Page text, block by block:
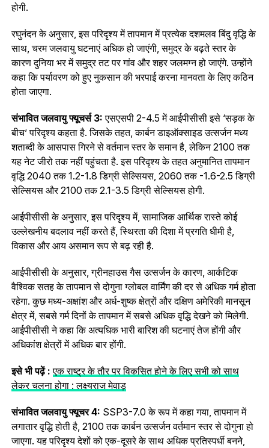
होगी.
रघुनंदन के अनुसार, इस परिदृश्य में तापमान में प्रत्येक दशमलव बिंदु वृद्धि के
साथ, चरम जलवायु घटनाएं अधिक हो जाएंगी, समुद्र के बढ़ते स्तर के
कारण दुनिया भर में समुद्र तट पर गांव और शहर जलमग्न हो जाएंगे. उन्होंने
कहा कि पर्यावरण को हुए नुकसान की भरपाई करना मानवता के लिए कठिन
होता जाएगा.
संभावित जलवायु फ्यूचर्स 3: एसएसपी 2-4.5 में आईपीसीसी इसे ‘सड़क के
बीच’ परिदृश्य कहता है. जिसके तहत, कार्बन डाइऑक्साइड उत्सर्जन मध्य
शताब्दी के आसपास गिरने से वर्तमान स्तर के समान है, लेकिन 2100 तक
यह नेट जीरो तक नहीं पहुंचता है. इस परिदृश्य के तहत अनुमानित तापमान
वृद्धि 2040 तक 1.2-1.8 डिग्री सेल्सियस, 2060 तक -1.6-2.5 डिग्री
सेल्सियस और 2100 तक 2.1-3.5 डिग्री सेल्सियस होगी.
आईपीसीसी के अनुसार, इस परिदृश्य में, सामाजिक आर्थिक रास्ते कोई
उल्लेखनीय बदलाव नहीं करते हैं, स्थिरता की दिशा में प्रगति धीमी है,
विकास और आय असमान रूप से बढ़ रही है.
आईपीसीसी के अनुसार, ग्रीनहाउस गैस उत्सर्जन के कारण, आर्कटिक
वैश्विक सतह के तापमान से दोगुना ग्लोबल वार्मिंग की दर से अधिक गर्म होता
रहेगा. कुछ मध्य-अक्षांश और अर्ध-शुष्क क्षेत्रों और दक्षिण अमेरिकी मानसून
क्षेत्र में, सबसे गर्म दिनों के तापमान में सबसे अधिक वृद्धि देखने को मिलेगी.
आईपीसीसी ने कहा कि अत्यधिक भारी बारिश की घटनाएं तेज होंगी और
अधिकांश क्षेत्रों में अधिक बार होंगी.
इसे भी पढ़ें :एक राष्ट्र के तौर पर विकसित होने के लिए सभी को साथ
लेकर चलना होगा : लक्ष्यराज मेवाड़
संभावित जलवायु फ्यूचर 4: SSP3-7.0 के रूप में कहा गया, तापमान में
लगातार वृद्धि होती है, 2100 तक कार्बन उत्सर्जन वर्तमान स्तर से दोगुना हो
जाएगा. यह परिदृश्य देशों को एक-दूसरे के साथ अधिक प्रतिस्पर्धी बनने,